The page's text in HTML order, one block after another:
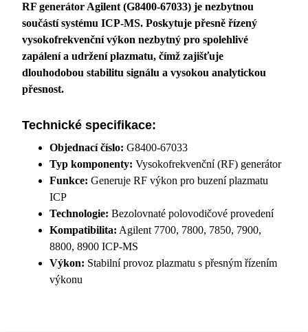
RF generátor Agilent (G8400-67033) je nezbytnou
součástí systému ICP-MS. Poskytuje přesně řízený
vysokofrekvenční výkon nezbytný pro spolehlivé
zapálení a udržení plazmatu, čímž zajišťuje
dlouhodobou stabilitu signálu a vysokou analytickou
přesnost.
Technické specifikace:
Objednací číslo: G8400-67033
Typ komponenty: Vysokofrekvenční (RF) generátor
Funkce: Generuje RF výkon pro buzení plazmatu
ICP
Technologie: Bezolovnaté polovodičové provedení
Kompatibilita: Agilent 7700, 7800, 7850, 7900,
8800, 8900 ICP-MS
Výkon: Stabilní provoz plazmatu s přesným řízením
výkonu